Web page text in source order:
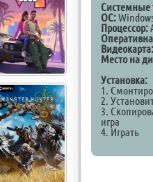
Системные
ОС:
Процессор:
Видеокарта:
Место на
Установка:
1.
2.
3.
игра
4. Играть